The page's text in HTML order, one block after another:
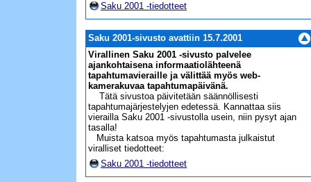
Saku 2001 -tiedotteet
Saku 2001-sivusto avattiin 15.7.2001
Virallinen Saku 2001 -sivusto palvelee
ajankohtaisena informaatiolähteenä
tapahtumavieraille ja välittää myös web-
kamerakuvaa tapahtumapäivänä.
Tätä sivustoa päivitetään säännöllisesti
tapahtumajärjestelyjen edetessä. Kannattaa siis
vierailla Saku 2001 -sivustolla usein, niin pysyt ajan
tasalla!
Muista katsoa myös tapahtumasta julkaistut
viralliset tiedotteet:
Saku 2001 -tiedotteet